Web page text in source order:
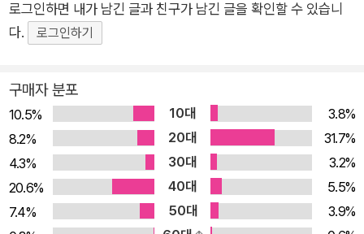
버리고 만다. “나와 사귀어도 되지만 조건이 있어. 날 정말로 좋
아하지 말 것. 지킬 수 있어?” 그렇게 시작된 둘의 연애 놀이. 나
타야는 진심으로 순수하게 자신에게 다가오는 나루세가 부담스
러워지고, 이를 알 리 없는 나루세는 와타야가 가끔 몹시 슬픈 표
정을 짓는 이유를 알고 싶어 한다. “난 다정한 남자를 싫어해.” 결
국 와타야는 얼마 지나지 않아 나루세에게 이별을 고하고 상심해
있던 나루세는 어느 날 대학교에 놀러 온 와타야의 가장 친한 친
구 히노 마오리와 우연히 만나 이야기를 나누게 된다. “혹시 와타
로그인하면 내가 남긴 글과 친구가 남긴 글을 확인할 수 있습니
다.
로그인하기
구매자 분포
10.5% 10대
3.8%
8.2%
20대
31.7%
4.3%
30대
3.2%
20.6%
40대
5.5%
7.4%
50대
3.9%